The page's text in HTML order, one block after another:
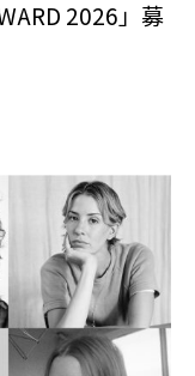
2026」募